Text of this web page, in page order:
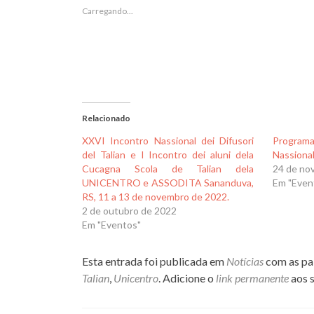
janela)
Carregando...
Relacionado
XXVI Incontro Nassional dei Difusori
del Talian e I Incontro dei aluni dela
Cucagna Scola de Talian dela
UNICENTRO e ASSODITA Sananduva,
RS, 11 a 13 de novembro de 2022.
2 de outubro de 2022
Em "Eventos"
24 de
Em
Esta entrada foi publicada em Notíciascom as
Talian, Unicentro. Adicione o link permanenteaos